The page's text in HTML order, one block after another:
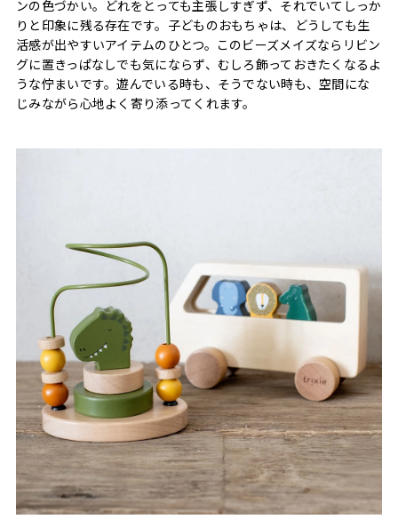
ンの色づかい。どれをとっても主張しすぎず、それでいてしっか
りと印象に残る存在です。子どものおもちゃは、どうしても生
活感が出やすいアイテムのひとつ。このビーズメイズならリビン
グに置きっぱなしでも気にならず、むしろ飾っておきたくなるよ
うな佇まいです。遊んでいる時も、そうでない時も、空間にな
じみながら心地よく寄り添ってくれます。